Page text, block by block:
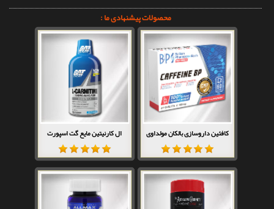
محصولات پیشنهادی ما :
کافئین داروسازی بالکان مولداوی ال کارنیتین مایع گت اسپورت